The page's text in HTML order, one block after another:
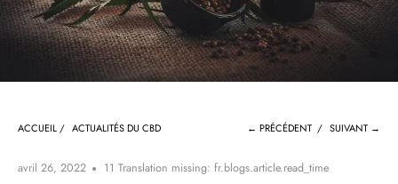
ACCUEIL / ACTUALITÉS DU CBD ← PRÉCÉDENT / SUIVANT →
avril 26, 2022 11 Translation missing: fr.blogs.article.read_time